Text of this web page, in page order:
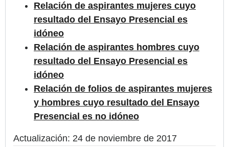
Relación de aspirantes mujeres cuyo
resultado del Ensayo Presencial es
idóneo
Relación de aspirantes hombres cuyo
resultado del Ensayo Presencial es
idóneo
Relación de folios de aspirantes mujeres
y hombres cuyo resultado del Ensayo
Presencial es no idóneo
Actualización: 24 de noviembre de 2017